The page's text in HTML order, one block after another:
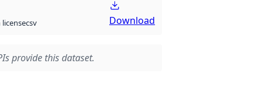
csv Download
provide this dataset.